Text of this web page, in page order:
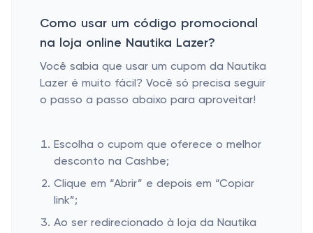
Como usar um código promocional
na loja online Nautika Lazer?
Você sabia que usar um cupom da Nautika
Lazer é muito fácil? Você só precisa seguir
o passo a passo abaixo para aproveitar!
Escolha o cupom que oferece o melhor
desconto na Cashbe;
Clique em “Abrir” e depois em “Copiar
link”;
Ao ser redirecionado à loja da Nautika